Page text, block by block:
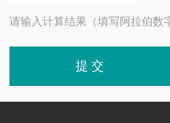
请输入计算结果（填写阿拉伯数